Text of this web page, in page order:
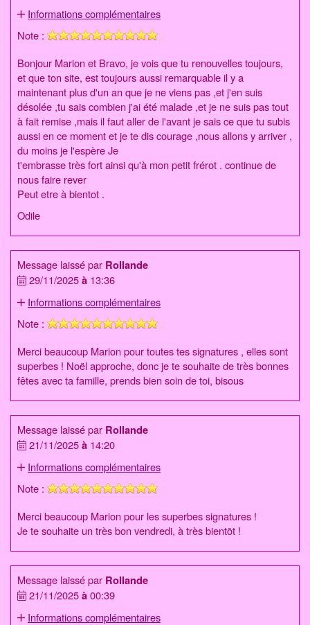
Informations complémentaires
Note :
Bonjour Marion et Bravo, je vois que tu renouvelles toujours,
et que ton site, est toujours aussi remarquable il y a
maintenant plus d'un an que je ne viens pas ,et j'en suis
désolée ,tu sais combien j'ai été malade ,et je ne suis pas tout
à fait remise ,mais il faut aller de l'avant je sais ce que tu subis
aussi en ce moment et je te dis courage ,nous allons y arriver ,
du moins je l'espère Je
t'embrasse très fort ainsi qu'à mon petit frérot . continue de
nous faire rever
Peut etre à bientot .
Odile
Message laissé par Rollande
29/11/2025à 13:36
Informations complémentaires
Note :
Merci beaucoup Marion pour toutes tes signatures , elles sont
superbes ! Noël approche, donc je te souhaite de très bonnes
fêtes avec ta famille, prends bien soin de toi, bisous
Message laissé par Rollande
21/11/2025à 14:20
Informations complémentaires
Note :
Merci beaucoup Marion pour les superbes signatures !
Je te souhaite un très bon vendredi, à très bientõt !
Message laissé par Rollande
21/11/2025à00:39
Informations complémentaires